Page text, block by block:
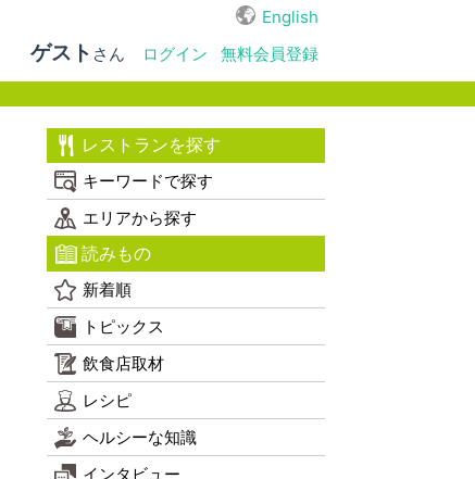
English
ゲスト さん ログイン
無料会員登録
レストランを探す
キーワードで探す
エリアから探す
読みもの
新着順
トピックス
飲食店取材
レシピ
ヘルシーな知識
インタビュー